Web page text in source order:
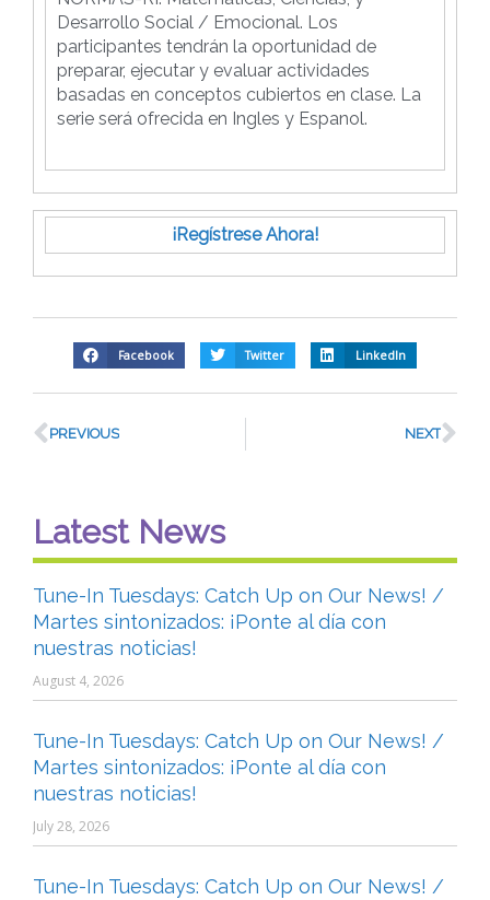
Desarrollo Social / Emocional. Los
participantes tendrán la oportunidad de
preparar, ejecutar y evaluar actividades
basadas en conceptos cubiertos en clase. La
serie será ofrecida en Ingles y Espanol.
¡Regístrese Ahora!
Facebook Twitter LinkedIn
PREVIOUS NEXT
Latest News
Tune-In Tuesdays: Catch Up on Our News! /
Martes sintonizados: ¡Ponte al día con
nuestras noticias!
August 4, 2026
Tune-In Tuesdays: Catch Up on Our News! /
Martes sintonizados: ¡Ponte al día con
nuestras noticias!
July 28, 2026
Tune-In Tuesdays: Catch Up on Our News! /